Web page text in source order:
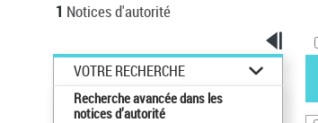
1 Notices d'autorité
VOTRE RECHERCHE
Recherche avancée dans les
notices d’autorité